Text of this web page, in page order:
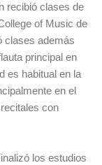
recibió clases de
of Music de
clases además
principal en
es habitual en la
en el
con
los estudios